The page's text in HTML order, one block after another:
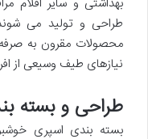
طراحی و تولید می
محصولات مقرون به
نیازهای طیف وسیعی از
طراحی و بسته